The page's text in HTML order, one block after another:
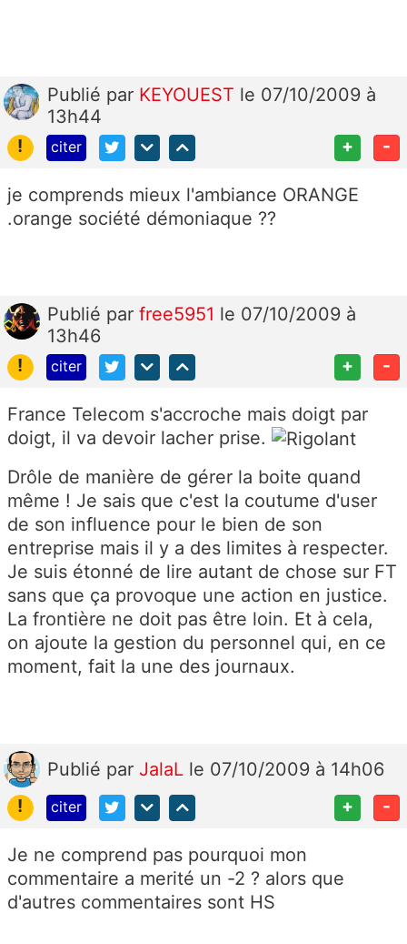
Publié par KEYOUEST le 07/10/2009 à
13h44
!
citer + -
je comprends mieux l'ambiance ORANGE
.orange société démoniaque ??
Publié par free5951 le 07/10/2009 à
13h46
!
citer + -
France Telecom s'accroche mais doigt par
doigt, il va devoir lacher prise.
Drôle de manière de gérer la boite quand
même ! Je sais que c'est la coutume d'user
de son influence pour le bien de son
entreprise mais il y a des limites à respecter.
Je suis étonné de lire autant de chose sur FT
sans que ça provoque une action en justice.
La frontière ne doit pas être loin. Et à cela,
on ajoute la gestion du personnel qui, en ce
moment, fait la une des journaux.
Publié par JalaL le 07/10/2009 à 14h06
!
citer + -
Je ne comprend pas pourquoi mon
commentaire a merité un -2 ? alors que
d'autres commentaires sont HS